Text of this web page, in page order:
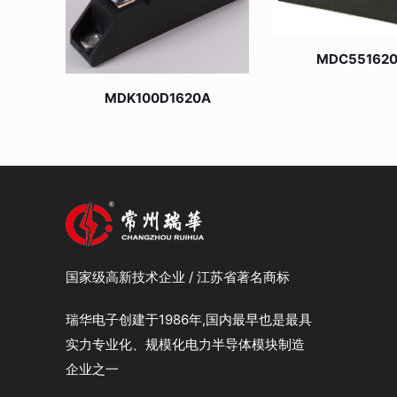
MDK100D1620A
国家级高新技术企业 / 江苏省著名商标
瑞华电子创建于1986年,国内最早也是最具
实力专业化、规模化电力半导体模块制造
企业之一